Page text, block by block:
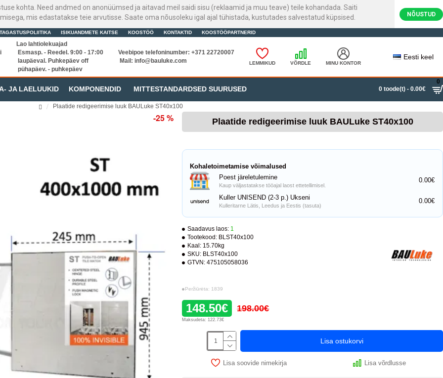
kohta. Need andmed on anonüümsed ja aitavad meil saidi sisu (reklaamid ja muu teave) teile kohandada. Saiti
mis edastatakse teie arvutisse. Saate oma nõusoleku igal ajal tühistada, kustutades salvestatud küpsised.
NÕUSTUD
TAGASTUSPOLIITIKA ISIKUANDMETE KAITSE KOOSTÖÖ KONTAKTID KOOSTÖÖPARTNERID
Lao lahtiolekuajad
Esmasp. - Reedel. 9:00 - 17:00
laupäeval. Puhkepäev off
pühapäev. - puhkepäev
Veebipoe telefoninumber: +371 22720007
Mail: info@bauluke.com LEMMIKUD VÕRDLE MINU KONTOR
Eesti keel
JA LAELUUKID KOMPONENDID MITTESTANDARDSED SUURUSED 0 toode(t) - 0.00€
0
Plaatide redigeerimise luuk BAULuke ST40x100
-25 % Plaatide redigeerimise luuk BAULuke ST40x100
Saadavus laos: 1
Tootekood: BLST40x100
Kaal: 15.70kg
SKU: BLST40x100
GTVN: 475105058036
Peržiūrėta: 1839
148.50€ 198.00€
Maksudeta: 122.73€
Kohaletoimetamise võimalused
Poest järeletulemine
Kaup väljastatakse tööajal laost ettetellimisel.
0.00€
Kuller UNISEND (2-3 p.) Ukseni
Kulleritarne Lätis, Leedus ja Eestis (tasuta)
0.00€
Lisa ostukorvi
Lisa soovide nimekirja Lisa võrdlusse